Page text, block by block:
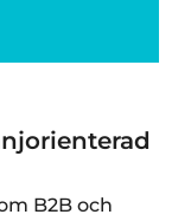
B2B och